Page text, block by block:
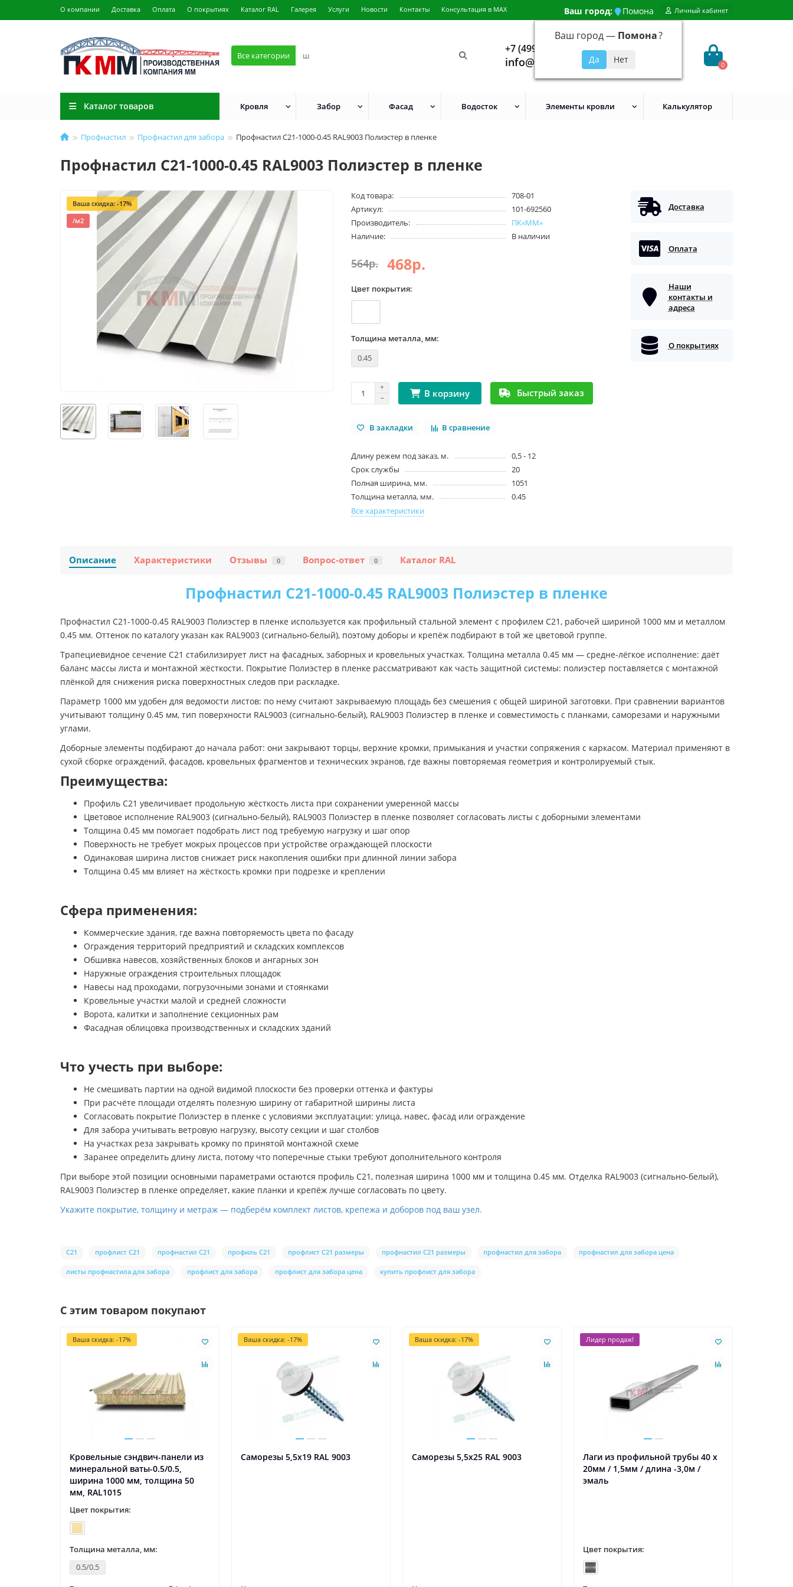
О компании Доставка Оплата О покрытиях Каталог RAL Галерея Услуги Новости Контакты Консультация в MAX Ваш город: Помона
Ваш город — Помона?
Личный кабинет
Все категории
+7 (499) 648-92-94
info@evroshtaketnikmoskva.ru 0
Каталог товаров Кровля Забор Фасад Водосток Элементы кровли Калькулятор
Профнастил Профнастил для забора Профнастил C21-1000-0.45 RAL9003 Полиэстер в пленке
Профнастил C21-1000-0.45 RAL9003 Полиэстер в пленке
Ваша скидка: -17%
/м2
Код товара:
708-01
Артикул:
101-692560
Производитель:
ПК«ММ»
Наличие:
В наличии
564р. 468р.
Цвет покрытия:
Толщина металла, мм:
0.45
В корзину Быстрый заказ
В закладки В сравнение
Длину режем под заказ, м.
0,5 - 12
Срок службы
20
Полная ширина, мм.
1051
Толщина металла, мм.
0.45
Все характеристики
Доставка
Оплата
Наши
контакты и
адреса
О покрытиях
Описание Характеристики Отзывы 0 Вопрос-ответ 0 Каталог RAL
Профнастил C21-1000-0.45 RAL9003 Полиэстер в пленке
Профнастил C21-1000-0.45 RAL9003 Полиэстер в пленке используется как профильный стальной элемент с профилем C21, рабочей шириной 1000 мм и металлом
0.45 мм. Оттенок по каталогу указан как RAL9003 (сигнально-белый), поэтому доборы и крепёж подбирают в той же цветовой группе.
Трапециевидное сечение C21 стабилизирует лист на фасадных, заборных и кровельных участках. Толщина металла 0.45 мм — средне-лёгкое исполнение: даёт
баланс массы листа и монтажной жёсткости. Покрытие Полиэстер в пленке рассматривают как часть защитной системы: полиэстер поставляется с монтажной
плёнкой для снижения риска поверхностных следов при раскладке.
Параметр 1000 мм удобен для ведомости листов: по нему считают закрываемую площадь без смешения с общей шириной заготовки. При сравнении вариантов
учитывают толщину 0.45 мм, тип поверхности RAL9003 (сигнально-белый), RAL9003 Полиэстер в пленке и совместимость с планками, саморезами и наружными
углами.
Доборные элементы подбирают до начала работ: они закрывают торцы, верхние кромки, примыкания и участки сопряжения с каркасом. Материал применяют в
сухой сборке ограждений, фасадов, кровельных фрагментов и технических экранов, где важны повторяемая геометрия и контролируемый стык.
Преимущества:
Профиль C21 увеличивает продольную жёсткость листа при сохранении умеренной массы
Цветовое исполнение RAL9003 (сигнально-белый), RAL9003 Полиэстер в пленке позволяет согласовать листы с доборными элементами
Толщина 0.45 мм помогает подобрать лист под требуемую нагрузку и шаг опор
Поверхность не требует мокрых процессов при устройстве ограждающей плоскости
Одинаковая ширина листов снижает риск накопления ошибки при длинной линии забора
Толщина 0.45 мм влияет на жёсткость кромки при подрезке и креплении
Сфера применения:
Коммерческие здания, где важна повторяемость цвета по фасаду
Ограждения территорий предприятий и складских комплексов
Обшивка навесов, хозяйственных блоков и ангарных зон
Наружные ограждения строительных площадок
Навесы над проходами, погрузочными зонами и стоянками
Кровельные участки малой и средней сложности
Ворота, калитки и заполнение секционных рам
Фасадная облицовка производственных и складских зданий
Что учесть при выборе:
Не смешивать партии на одной видимой плоскости без проверки оттенка и фактуры
При расчёте площади отделять полезную ширину от габаритной ширины листа
Согласовать покрытие Полиэстер в пленке с условиями эксплуатации: улица, навес, фасад или ограждение
Для забора учитывать ветровую нагрузку, высоту секции и шаг столбов
На участках реза закрывать кромку по принятой монтажной схеме
Заранее определить длину листа, потому что поперечные стыки требуют дополнительного контроля
При выборе этой позиции основными параметрами остаются профиль C21, полезная ширина 1000 мм и толщина 0.45 мм. Отделка RAL9003 (сигнально-белый),
RAL9003 Полиэстер в пленке определяет, какие планки и крепёж лучше согласовать по цвету.
Укажите покрытие, толщину и метраж — подберём комплект листов, крепежа и доборов под ваш узел.
С21 профлист С21 профнастил С21 профиль С21 профлист С21 размеры профнастил С21 размеры профнастил для забора профнастил для забора цена
листы профнастила для забора профлист для забора профлист для забора цена купить профлист для забора
С этим товаром покупают
Ваша скидка: -17%
Кровельные сэндвич-панели из
минеральной ваты-0.5/0.5,
ширина 1000 мм, толщина 50
мм, RAL1015
Цвет покрытия:
Толщина металла, мм:
0.5/0.5
Ваша скидка: -17%
Саморезы 5,5х19 RAL 9003
Ваша скидка: -17%
Саморезы 5,5х25 RAL 9003
Лидер продаж!
Лаги из профильной трубы 40 х
20мм / 1,5мм / длина -3,0м /
эмаль
Цвет покрытия: